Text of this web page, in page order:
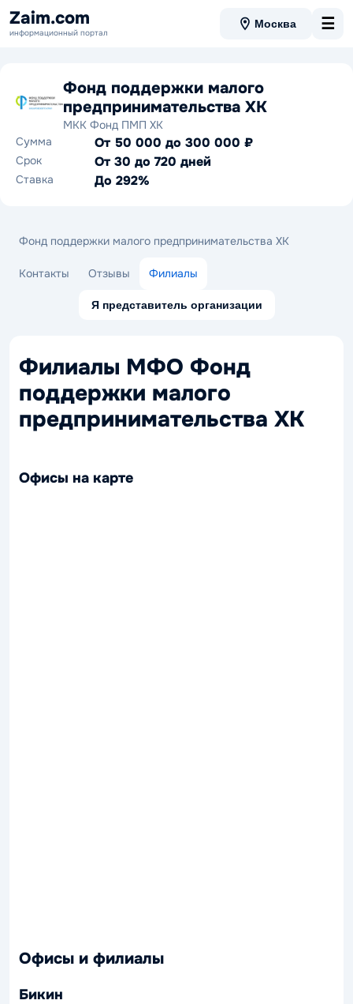
Zaim.com
информационный портал
Москва ☰
Фонд поддержки малого
предпринимательства ХК
МКК Фонд ПМП ХК
Сумма
От 50 000 до 300 000 ₽
Срок От 30 до 720 дней
Ставка До 292%
Фонд поддержки малого предпринимательства ХК
Контакты Отзывы Филиалы
Я представитель организации
Филиалы МФО Фонд
поддержки малого
предпринимательства ХК
Офисы на карте
Офисы и филиалы
Бикин